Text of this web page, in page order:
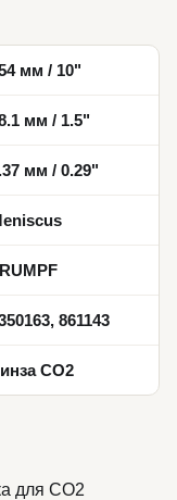
мм / 10"
мм / 1.5"
мм / 0.29"
861143
CO2
для CO2